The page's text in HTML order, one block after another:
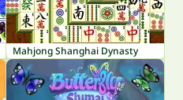
Mahjong Shanghai Dynasty